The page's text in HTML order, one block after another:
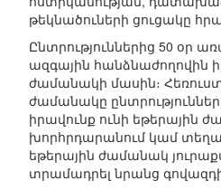
թեկնածուների ցուցակը
Ընտրություններից 50 օր
ազգային հանձնաժողովին
ժամանակի մասին։
ժամանակը
իրավունք ունի եթերային
խորհրդարանում կամ
եթերային ժամանակ
տրամադրել նրանց